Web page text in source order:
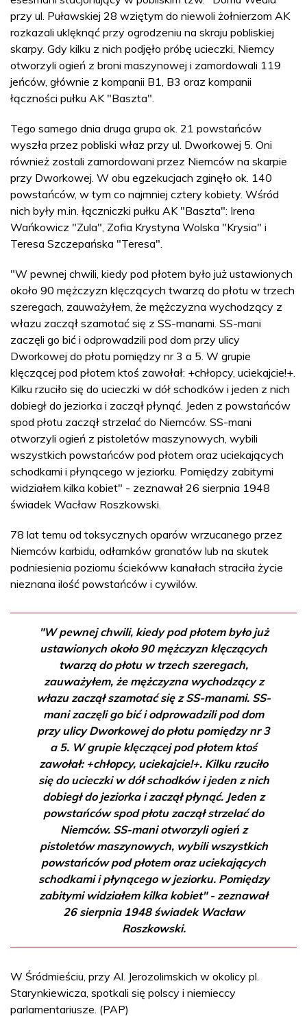
przy ul. Puławskiej 28 wziętym do niewoli żołnierzom AK
rozkazali uklęknąć przy ogrodzeniu na skraju pobliskiej
skarpy. Gdy kilku z nich podjęło próbę ucieczki, Niemcy
otworzyli ogień z broni maszynowej i zamordowali 119
jeńców, głównie z kompanii B1, B3 oraz kompanii
łączności pułku AK "Baszta".
Tego samego dnia druga grupa ok. 21 powstańców
wyszła przez pobliski właz przy ul. Dworkowej 5. Oni
również zostali zamordowani przez Niemców na skarpie
przy Dworkowej. W obu egzekucjach zginęło ok. 140
powstańców, w tym co najmniej cztery kobiety. Wśród
nich były m.in. łączniczki pułku AK "Baszta": Irena
Wańkowicz "Zula", Zofia Krystyna Wolska "Krysia" i
Teresa Szczepańska "Teresa".
"W pewnej chwili, kiedy pod płotem było już ustawionych
około 90 mężczyzn klęczących twarzą do płotu w trzech
szeregach, zauważyłem, że mężczyzna wychodzący z
włazu zaczął szamotać się z SS-manami. SS-mani
zaczęli go bić i odprowadzili pod dom przy ulicy
Dworkowej do płotu pomiędzy nr 3 a 5. W grupie
klęczącej pod płotem ktoś zawołał: +chłopcy, uciekajcie!+.
Kilku rzuciło się do ucieczki w dół schodków i jeden z nich
dobiegł do jeziorka i zaczął płynąć. Jeden z powstańców
spod płotu zaczął strzelać do Niemców. SS-mani
otworzyli ogień z pistoletów maszynowych, wybili
wszystkich powstańców pod płotem oraz uciekających
schodkami i płynącego w jeziorku. Pomiędzy zabitymi
widziałem kilka kobiet" - zeznawał 26 sierpnia 1948
świadek Wacław Roszkowski.
78 lat temu od toksycznych oparów wrzucanego przez
Niemców karbidu, odłamków granatów lub na skutek
podniesienia poziomu ściekóww kanałach straciła życie
nieznana ilość powstańców i cywilów.
"W pewnej chwili, kiedy pod płotem było już
ustawionych około 90 mężczyzn klęczących
twarzą do płotu w trzech szeregach,
zauważyłem, że mężczyzna wychodzący z
włazu zaczął szamotać się z SS-manami. SS-
mani zaczęli go bić i odprowadzili pod dom
przy ulicy Dworkowej do płotu pomiędzy nr 3
a 5. W grupie klęczącej pod płotem ktoś
zawołał: +chłopcy, uciekajcie!+. Kilku rzuciło
się do ucieczki w dół schodków i jeden z nich
dobiegł do jeziorka i zaczął płynąć. Jeden z
powstańców spod płotu zaczął strzelać do
Niemców. SS-mani otworzyli ogień z
pistoletów maszynowych, wybili wszystkich
powstańców pod płotem oraz uciekających
schodkami i płynącego w jeziorku. Pomiędzy
zabitymi widziałem kilka kobiet" - zeznawał
26 sierpnia 1948 świadek Wacław
Roszkowski.
W Śródmieściu, przy Al. Jerozolimskich w okolicy pl.
Starynkiewicza, spotkali się polscy i niemieccy
parlamentariusze. (PAP)